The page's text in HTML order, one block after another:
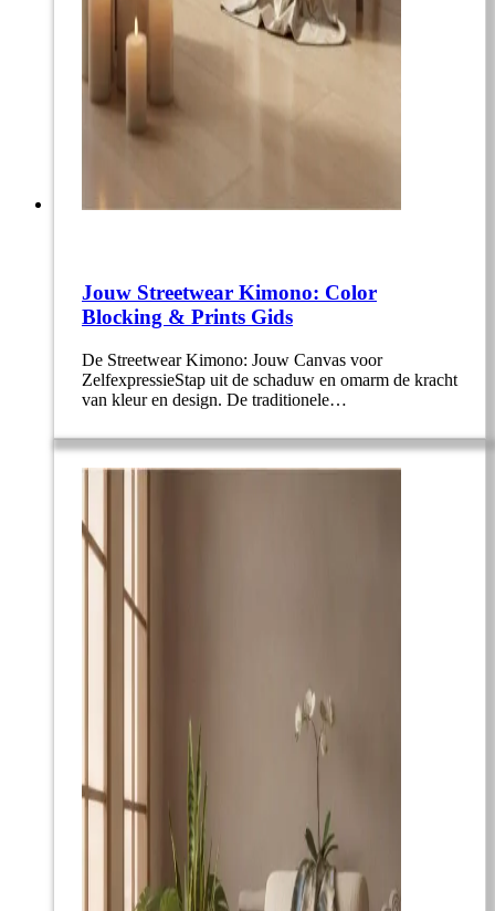
Jouw Streetwear Kimono: Color
Blocking & Prints Gids
De Streetwear Kimono: Jouw Canvas voor
ZelfexpressieStap uit de schaduw en omarm de kracht
van kleur en design. De traditionele…